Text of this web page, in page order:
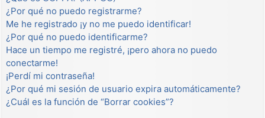
¿Por qué no puedo registrarme?
Me he registrado ¡y no me puedo identificar!
¿Por qué no puedo identificarme?
Hace un tiempo me registré, ¡pero ahora no puedo
conectarme!
¡Perdí mi contraseña!
¿Por qué mi sesión de usuario expira automáticamente?
¿Cuál es la función de “Borrar cookies”?